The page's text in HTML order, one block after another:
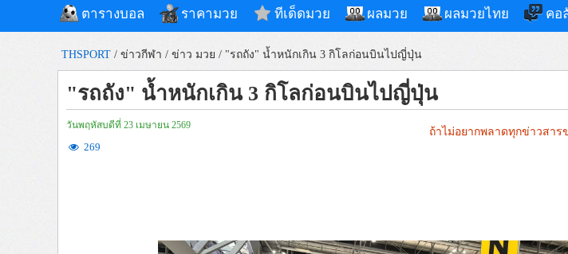
ตารางบอล ราคามวย ทีเด็ดมวย ผลมวย ผลมวยไทย คอ
THSPORT / ข่าวกีฬา / ข่าว มวย / "รถถัง" น้ำหนักเกิน 3 กิโลก่อนบินไปญี่ปุ่น
"รถถัง" น้ำหนักเกิน 3 กิโลก่อนบินไปญี่ปุ่น
วันพฤหัสบดีที่ 23 เมษายน 2569
269
ถ้าไม่อยากพลาดทุกข่าวสาร